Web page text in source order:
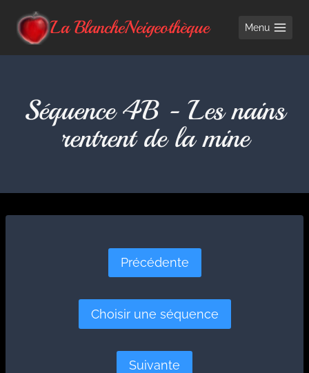
La BlancheNeigeothèque Menu
Séquence 4B - Les nains
rentrent de la mine
Précédente
Choisir une séquence
Suivante